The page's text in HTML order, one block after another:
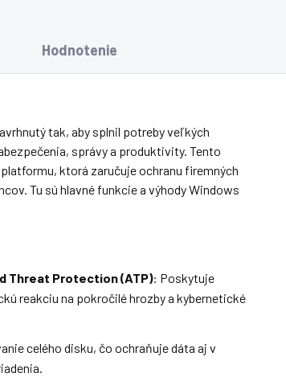
Hodnotenie
tak, aby splnil potreby veľkých
správy a produktivity. Tento
ktorá zaručuje ochranu firemných
Tu sú hlavné funkcie a výhody Windows
Threat Protection (ATP): Poskytuje
reakciu na pokročilé hrozby a kybernetické
celého disku, čo ochraňuje dáta aj v